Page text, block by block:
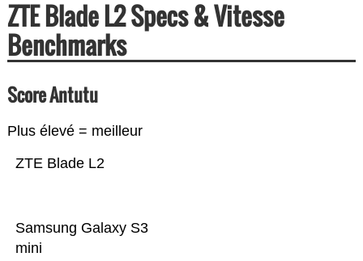
ZTE Blade L2 Specs & Vitesse
Benchmarks
Score Antutu
Plus élevé = meilleur
Samsung Galaxy S3
mini
ZTE Blade L2